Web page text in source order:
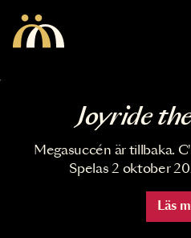
Joyride
Megasuccén är tillbaka.
Spelas 2 oktober
Läs